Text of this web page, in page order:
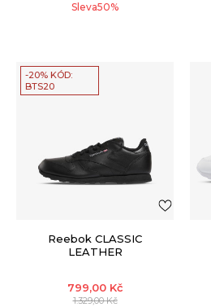
Sleva50%
-20% KÓD:
BTS20
Reebok CLASSIC
LEATHER
799,00 Kč
1.329,00Kč